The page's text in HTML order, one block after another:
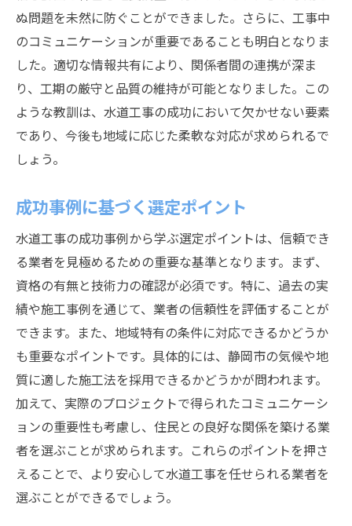
ぬ問題を未然に防ぐことができました。さらに、工事中
のコミュニケーションが重要であることも明白となりま
した。適切な情報共有により、関係者間の連携が深ま
り、工期の厳守と品質の維持が可能となりました。この
ような教訓は、水道工事の成功において欠かせない要素
であり、今後も地域に応じた柔軟な対応が求められるで
しょう。
成功事例に基づく選定ポイント
水道工事の成功事例から学ぶ選定ポイントは、信頼でき
る業者を見極めるための重要な基準となります。まず、
資格の有無と技術力の確認が必須です。特に、過去の実
績や施工事例を通じて、業者の信頼性を評価することが
できます。また、地域特有の条件に対応できるかどうか
も重要なポイントです。具体的には、静岡市の気候や地
質に適した施工法を採用できるかどうかが問われます。
加えて、実際のプロジェクトで得られたコミュニケーシ
ョンの重要性も考慮し、住民との良好な関係を築ける業
者を選ぶことが求められます。これらのポイントを押さ
えることで、より安心して水道工事を任せられる業者を
選ぶことができるでしょう。